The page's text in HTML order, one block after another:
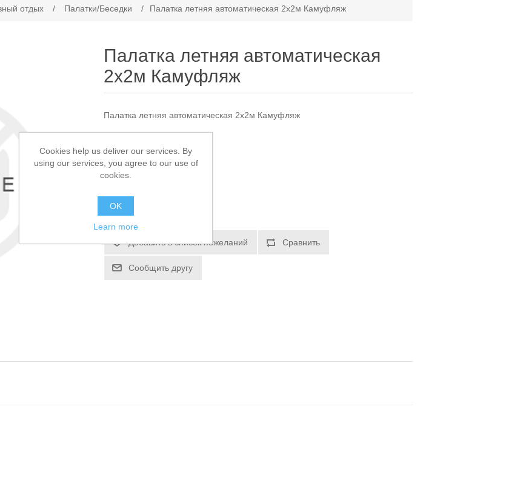
отдых / Палатки/Беседки / Палатка летняя автоматическая 2x2м Камуфляж
Палатка летняя автоматическая
2x2м Камуфляж
Палатка летняя автоматическая 2x2м Камуфляж
1 850,00 ₽
Добавить в список пожеланий Сравнить
Сообщить другу
Cookies help us deliver our services. By
using our services, you agree to our use of
cookies.
OK
Learn more